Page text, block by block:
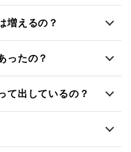
増えるの？
ったの？
て出しているの？